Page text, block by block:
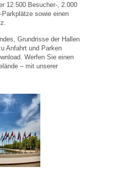
12.500 Besucher-, 2.000
sowie einen
Grundrisse der Hallen
Anfahrt und Parken
Werfen Sie einen
– mit unserer